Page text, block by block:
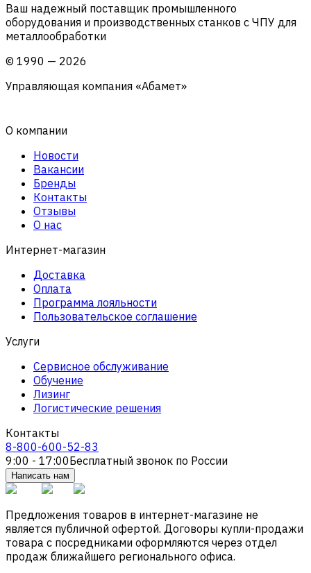
Ваш надежный поставщик промышленного
оборудования и производственных станков с ЧПУ для
металлообработки
© 1990 — 2026
Управляющая компания «Абамет»
О компании
Новости
Вакансии
Бренды
Контакты
Отзывы
О нас
Интернет-магазин
Доставка
Оплата
Программа лояльности
Пользовательское соглашение
Услуги
Сервисное обслуживание
Обучение
Лизинг
Логистические решения
Контакты
8-800-600-52-83
9:00 - 17:00Бесплатный звонок по России
Написать нам
Предложения товаров в интернет-магазине не
является публичной офертой. Договоры купли-продажи
товара с посредниками оформляются через отдел
продаж ближайшего регионального офиса.